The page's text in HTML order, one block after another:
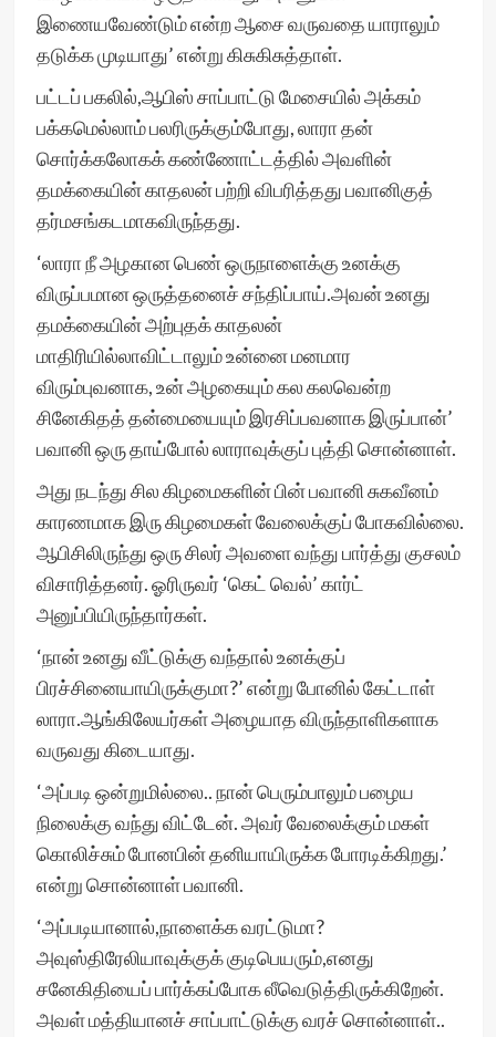
இணையவேண்டும் என்ற ஆசை வருவதை யாராலும்
தடுக்க முடியாது’ என்று கிசுகிசுத்தாள்.
பட்டப் பகலில்,ஆபிஸ் சாப்பாட்டு மேசையில் அக்கம்
பக்கமெல்லாம் பலரிருக்கும்போது, லாரா தன்
சொர்க்கலோகக் கண்ணோட்டத்தில் அவளின்
தமக்கையின் காதலன் பற்றி விபரித்தது பவானிகுத்
தர்மசங்கடமாகவிருந்தது.
‘லாரா நீ அழகான பெண் ஒருநாளைக்கு உனக்கு
விருப்பமான ஒருத்தனைச் சந்திப்பாய்.அவன் உனது
தமக்கையின் அற்புதக் காதலன்
மாதிரியில்லாவிட்டாலும் உன்னை மனமார
விரும்புவனாக, உன் அழகையும் கல கலவென்ற
சினேகிதத் தன்மையையும் இரசிப்பவனாக இருப்பான்’
பவானி ஒரு தாய்போல் லாராவுக்குப் புத்தி சொன்னாள்.
அது நடந்து சில கிழமைகளின் பின் பவானி சுகவீனம்
காரணமாக இரு கிழமைகள் வேலைக்குப் போகவில்லை.
ஆபிசிலிருந்து ஒரு சிலர் அவளை வந்து பார்த்து குசலம்
விசாரித்தனர். ஓரிருவர் ‘கெட் வெல்’ கார்ட்
அனுப்பியிருந்தார்கள்.
‘நான் உனது வீட்டுக்கு வந்தால் உனக்குப்
பிரச்சினையாயிருக்குமா?’ என்று போனில் கேட்டாள்
லாரா.ஆங்கிலேயர்கள் அழையாத விருந்தாளிகளாக
வருவது கிடையாது.
‘அப்படி ஒன்றுமில்லை.. நான் பெரும்பாலும் பழைய
நிலைக்கு வந்து விட்டேன். அவர் வேலைக்கும் மகள்
கொலிச்சும் போனபின் தனியாயிருக்க போரடிக்கிறது.’
என்று சொன்னாள் பவானி.
‘அப்படியானால்,நாளைக்க வரட்டுமா?
அவுஸ்திரேலியாவுக்குக் குடிபெயரும்,எனது
சனேகிதியைப் பார்க்கப்போக லீவெடுத்திருக்கிறேன்.
அவள் மத்தியானச் சாப்பாட்டுக்கு வரச் சொன்னாள்..